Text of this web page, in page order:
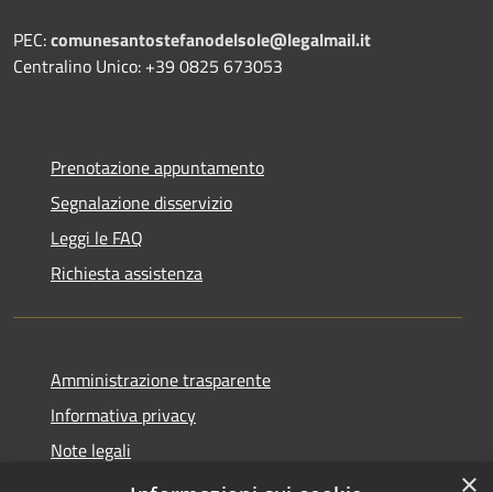
PEC:comunesantostefanodelsole@legalmail.it
Centralino Unico: +39 0825 673053
Prenotazione appuntamento
Segnalazione disservizio
Leggi le FAQ
Richiesta assistenza
Amministrazione trasparente
Informativa privacy
Note legali
Dichiarazione di accessibilità
×